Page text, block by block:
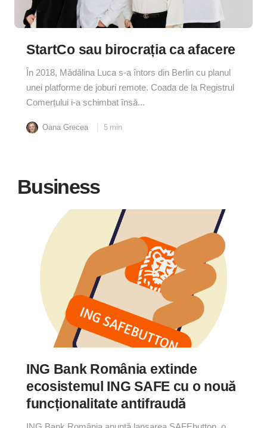
StartCo sau birocrația ca afacere
În 2018, Mădălina Luca s-a întors din Berlin cu planul
unei platforme de joburi remote. Coada de la Registrul
Comerțului i-a schimbat însă...
Oana Grecea 5 min
Business
ING Bank România extinde
ecosistemul ING SAFE cu o nouă
funcționalitate antifraudă